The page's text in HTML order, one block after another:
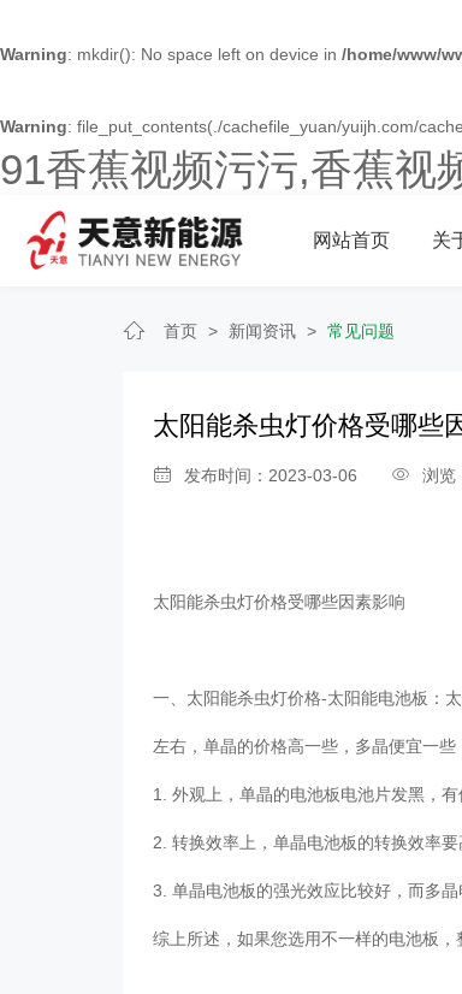
Warning: mkdir(): No space left on device in /home/www/
Warning: file_put_contents(./cachefile_yuan/yuijh.com/
91香蕉视频污污,香蕉视
网站首页 关
首页 > 新闻资讯 > 常见问题
太阳能杀虫灯价格受哪些
发布时间：2023-03-06 浏览
太阳能杀虫灯价格受哪些因素影响
一、太阳能杀虫灯价格-太阳能电池板：
左右，单晶的价格高一些，多晶便宜一
1. 外观上，单晶的电池板电池片发黑，
2. 转换效率上，单晶电池板的转换效率
3. 单晶电池板的强光效应比较好，而多晶
综上所述，如果您选用不一样的电池板，